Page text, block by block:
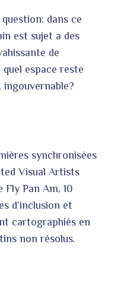
dans ce
est sujet a des
de
espace reste
synchronisées
Visual Artists
Fly Pan Am, 10
d’inclusion et
cartographiés en
non résolus.